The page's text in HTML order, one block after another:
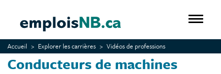
contenu
principal
Accueil Explorer les carrières Vidéos de professions
Conducteurs de machines